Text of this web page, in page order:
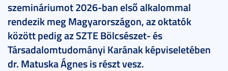
szemináriumot 2026-ban első alkalommal
rendezik meg Magyarországon, az oktatók
között pedig az SZTE Bölcsészet- és
Társadalomtudományi Karának képviseletében
dr. Matuska Ágnes is részt vesz.